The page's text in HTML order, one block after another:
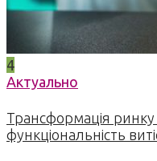
4
Актуально
Трансформація ринку
функціональність